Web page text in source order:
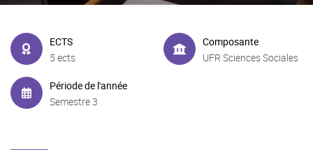
ECTS
5 ects
Composante
UFR Sciences Sociales
Période de l'année
Semestre 3